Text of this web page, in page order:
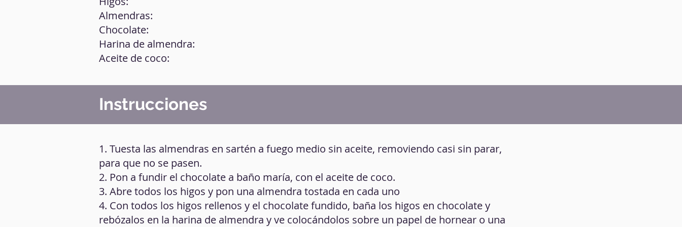
Almendras:
Chocolate:
Harina de almendra:
Aceite de coco:
Instrucciones
1. Tuesta las almendras en sartén a fuego medio sin aceite, removiendo casi sin parar,
para que no se pasen.
2. Pon a fundir el chocolate a baño maría, con el aceite de coco.
3. Abre todos los higos y pon una almendra tostada en cada uno
4. Con todos los higos rellenos y el chocolate fundido, baña los higos en chocolate y
rebózalos en la harina de almendra y ve colocándolos sobre un papel de hornear o una